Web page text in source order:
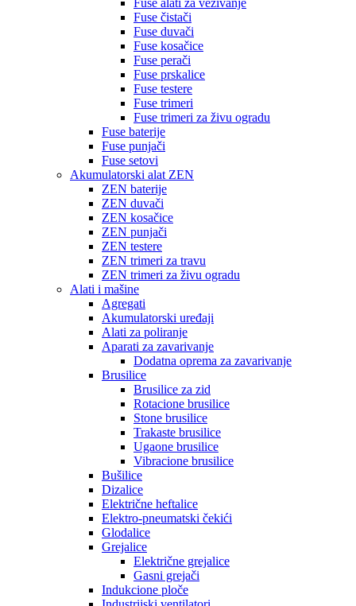
Fuse alati za vezivanje
Fuse čistači
Fuse duvači
Fuse kosačice
Fuse perači
Fuse prskalice
Fuse testere
Fuse trimeri
Fuse trimeri za živu ogradu
Fuse baterije
Fuse punjači
Fuse setovi
Akumulatorski alat ZEN
ZEN baterije
ZEN duvači
ZEN kosačice
ZEN punjači
ZEN testere
ZEN trimeri za travu
ZEN trimeri za živu ogradu
Alati i mašine
Agregati
Akumulatorski uređaji
Alati za poliranje
Aparati za zavarivanje
Dodatna oprema za zavarivanje
Brusilice
Brusilice za zid
Rotacione brusilice
Stone brusilice
Trakaste brusilice
Ugaone brusilice
Vibracione brusilice
Bušilice
Dizalice
Električne heftalice
Elektro-pneumatski čekići
Glodalice
Grejalice
Električne grejalice
Gasni grejači
Indukcione ploče